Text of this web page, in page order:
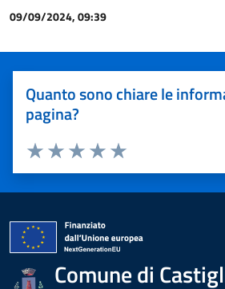
09/09/2024, 09:39
Quanto sono chiare le
pagina?
Valuta 5 stelle su 5
Valuta 4 stelle su 5
Valuta 3 stelle su 5
Valuta 2 stelle su 5
Valuta 1 stelle su 5
Comune di